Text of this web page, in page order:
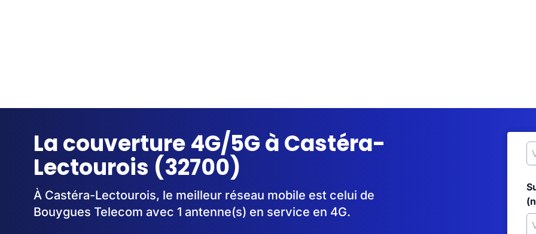
La couverture 4G/5G à Castéra-
Lectourois (32700)
À Castéra-Lectourois, le meilleur réseau mobile est celui de
Bouygues Telecom avec 1 antenne(s) en service en 4G.